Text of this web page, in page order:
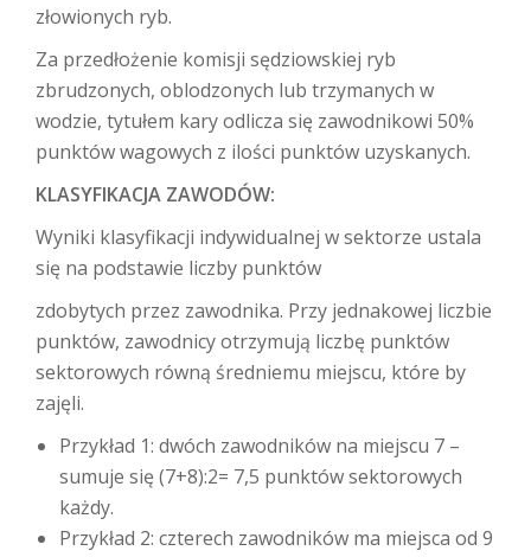
złowionych ryb.
Za przedłożenie komisji sędziowskiej ryb
zbrudzonych, oblodzonych lub trzymanych w
wodzie, tytułem kary odlicza się zawodnikowi 50%
punktów wagowych z ilości punktów uzyskanych.
KLASYFIKACJA ZAWODÓW:
Wyniki klasyfikacji indywidualnej w sektorze ustala
się na podstawie liczby punktów
zdobytych przez zawodnika. Przy jednakowej liczbie
punktów, zawodnicy otrzymują liczbę punktów
sektorowych równą średniemu miejscu, które by
zajęli.
Przykład 1: dwóch zawodników na miejscu 7 –
sumuje się (7+8):2= 7,5 punktów sektorowych
każdy.
Przykład 2: czterech zawodników ma miejsca od 9